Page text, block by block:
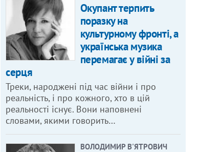
Окупант терпить
поразку на
культурному фронті, а
українська музика
перемагає у війні за
серця
Треки, народжені під час війни і про
реальність, і про кожного, хто в цій
реальності існує. Вони наповнені
словами, якими говорить…
ВОЛОДИМИР В'ЯТРОВИЧ